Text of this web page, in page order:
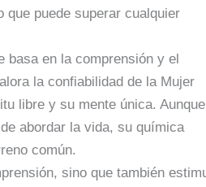
que puede superar cualquier
basa en la comprensión y el
la confiabilidad de la Mujer
libre y su mente única. Aunque
abordar la vida, su química
común.
sino que también